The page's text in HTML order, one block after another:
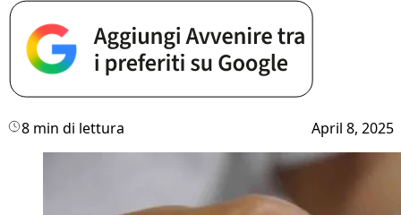
8 min di lettura April 8, 2025